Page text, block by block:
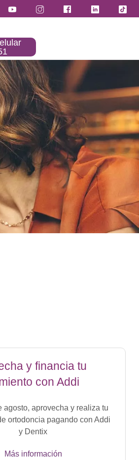
y financia tu
con Addi
agosto, aprovecha y realiza tu
ortodoncia pagando con Addi
y Dentix
Más información